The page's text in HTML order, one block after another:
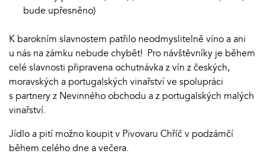
bude upřesněno)
K barokním slavnostem patřilo neodmyslitelně víno a ani
u nás na zámku nebude chybět! Pro návštěvníky je během
celé slavnosti připravena ochutnávka z vín z českých,
moravských a portugalských vinařství ve spolupráci
s partnery z Nevinného obchodu a z portugalských malých
vinařství.
Jídlo a pití možno koupit v Pivovaru Chříč v podzámčí
během celého dne a večera.